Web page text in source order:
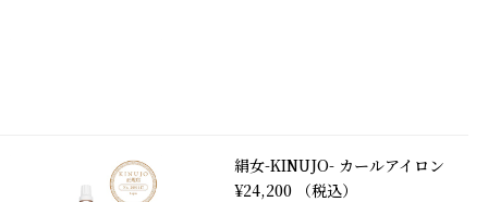
絹女-KINUJO- カールアイロン
¥24,200 （税込）